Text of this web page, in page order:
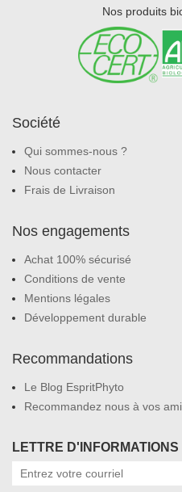
Nos produits
Société
Qui sommes-nous ?
Nous contacter
Frais de Livraison
Nos engagements
Achat 100% sécurisé
Conditions de vente
Mentions légales
Développement durable
Recommandations
Le Blog EspritPhyto
Recommandez nous à vos
LETTRE D'INFORMATIONS